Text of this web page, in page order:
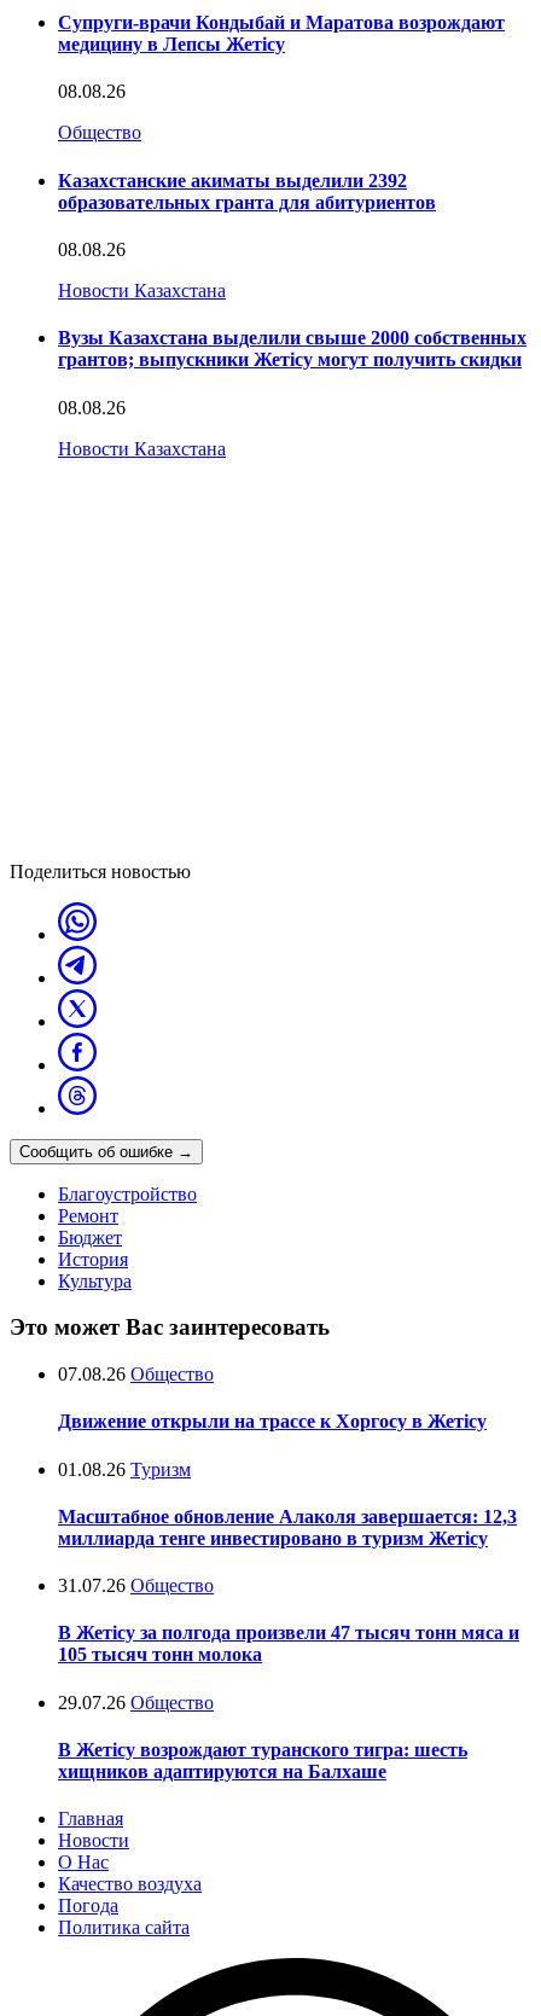
Супруги-врачи Кондыбай и Маратова возрождают
медицину в Лепсы Жетісу
08.08.26
Общество
Казахстанские акиматы выделили 2392
образовательных гранта для абитуриентов
08.08.26
Новости Казахстана
Вузы Казахстана выделили свыше 2000 собственных
грантов; выпускники Жетісу могут получить скидки
08.08.26
Новости Казахстана
Поделиться новостью
Сообщить об ошибке →
Благоустройство
Ремонт
Бюджет
История
Культура
Это может Вас заинтересовать
07.08.26 Общество
Движение открыли на трассе к Хоргосу в Жетісу
01.08.26 Туризм
Масштабное обновление Алаколя завершается: 12,3
миллиарда тенге инвестировано в туризм Жетісу
31.07.26 Общество
В Жетісу за полгода произвели 47 тысяч тонн мяса и
105 тысяч тонн молока
29.07.26 Общество
В Жетісу возрождают туранского тигра: шесть
хищников адаптируются на Балхаше
Главная
Новости
О Нас
Качество воздуха
Погода
Политика сайта